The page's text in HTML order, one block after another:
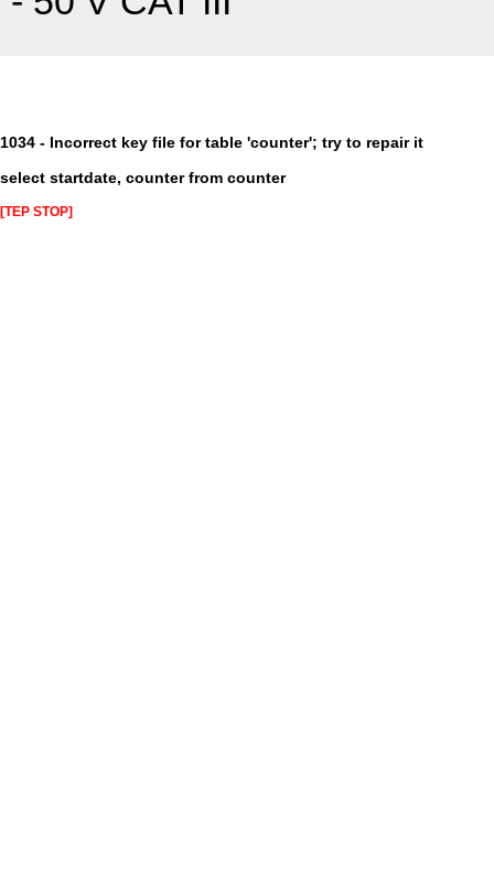
1034 - Incorrect key file for table 'counter'; try to repair it
select startdate, counter from counter
[TEP STOP]